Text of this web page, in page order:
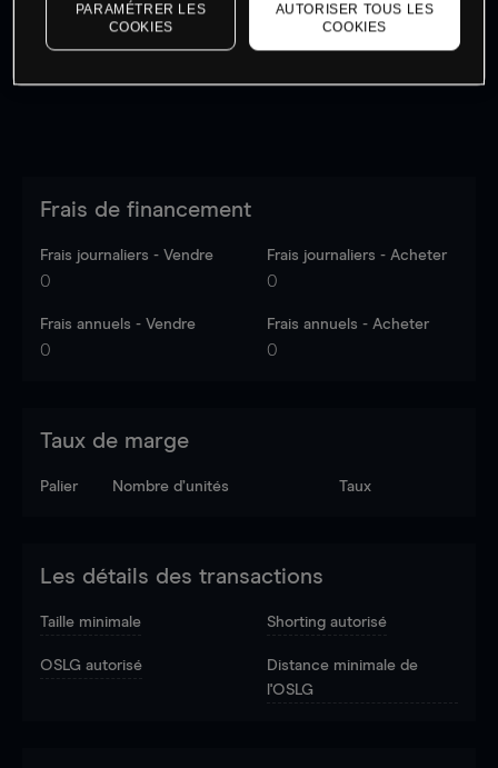
market data
Frais de financement
Frais journaliers - Vendre
0
Frais journaliers - Acheter
0
Frais annuels - Vendre
0
Frais annuels - Acheter
0
Taux de marge
Palier Nombre d’unités Taux
Les détails des transactions
Taille minimale Shorting autorisé
OSLG autorisé
Distance minimale de
l'OSLG
PARAMÉTRER LES
COOKIES
AUTORISER TOUS LES
COOKIES